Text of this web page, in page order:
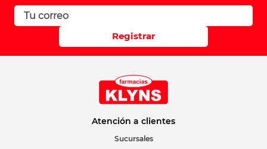
Registrar
Atención a clientes
Sucursales